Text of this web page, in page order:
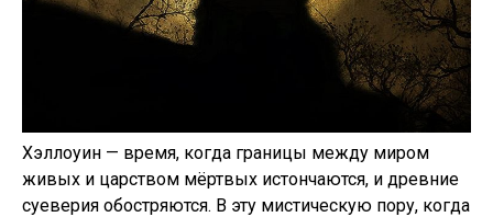
Хэллоуин — время, когда границы между миром
живых и царством мёртвых истончаются, и древние
суеверия обостряются. В эту мистическую пору, когда